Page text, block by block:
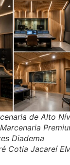
de Alto
Diadema
Cotia Jacareí